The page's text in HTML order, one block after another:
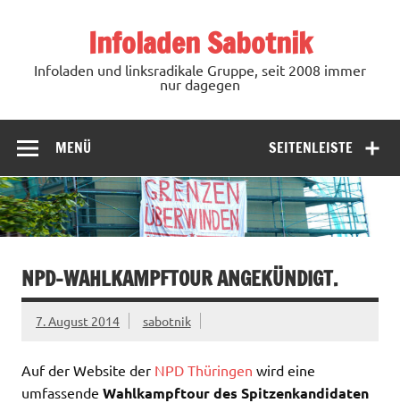
Infoladen Sabotnik
Infoladen und linksradikale Gruppe, seit 2008 immer
nur dagegen
SEITENLEISTE
MENÜ
NPD-WAHLKAMPFTOUR ANGEKÜNDIGT.
7. August 2014 sabotnik
Auf der Website der NPD Thüringen wird eine
umfassende Wahlkampftour des Spitzenkandidaten